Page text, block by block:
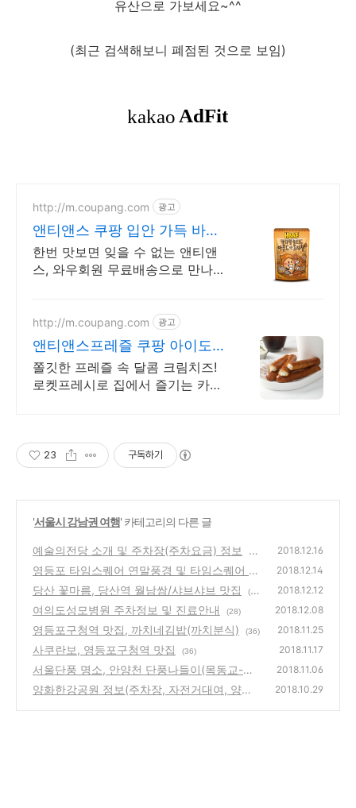
유산으로 가보세요~^^
(최근 검색해보니 폐점된 것으로 보임)
http://m.coupang.com 광고
앤티앤스 쿠팡 입안 가득 바삭
한 즐거움
한번 맛보면 잊을 수 없는 앤티앤
스, 와우회원 무료배송으로 만나세
으로 즐기세요.
http://m.coupang.com 광고
앤티앤스프레즐 쿠팡 아이도
좋아하는 맛
쫄깃한 프레즐 속 달콤 크림치즈!
로켓프레시로 집에서 즐기는 카페
23 구독하기
'서울시 강남권 여행' 카테고리의 다른 글
예술의전당 소개 및 주차장(주차요금) 정보
(2
8)
2018.12.16
영등포 타임스퀘어 연말풍경 및 타임스퀘어 주
차정보
(32)
2018.12.14
당산 꽃마름, 당산역 월남쌈/샤브샤브 맛집
(3
8)
2018.12.12
여의도성모병원 주차정보 및 진료안내 (28) 2018.12.08
영등포구청역 맛집, 까치네김밥(까치분식) (36) 2018.11.25
사쿠란보, 영등포구청역 맛집 (36) 2018.11.17
서울단풍 명소, 안양천 단풍나들이(목동교-오
목교-신정교 구간)
(52)
2018.11.06
양화한강공원 정보(주차장, 자전거대여, 양화
2018.10.29